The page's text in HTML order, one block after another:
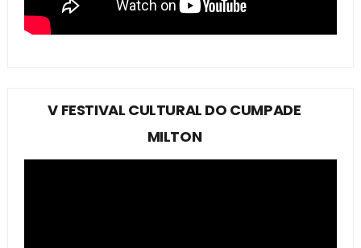
V FESTIVAL CULTURAL DO CUMPADE
MILTON